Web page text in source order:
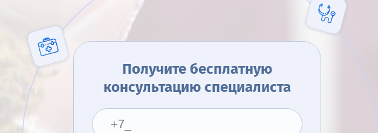
Получите бесплатную
консультацию специалиста